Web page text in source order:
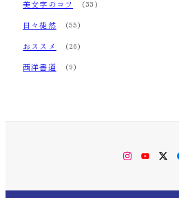
美文字のコツ (33)
日々徒然 (55)
おススメ (26)
西洋書道 (9)
Instagram